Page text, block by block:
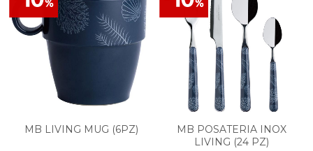
MB LIVING MUG (6PZ)
MB POSATERIA INOX
LIVING (24 PZ)